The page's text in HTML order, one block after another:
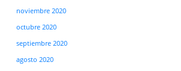
noviembre 2020
octubre 2020
septiembre 2020
agosto 2020